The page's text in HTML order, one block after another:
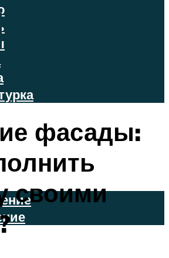
САЙДИНГ
И УТЕПЛЕНИЕ
фасады:
своими